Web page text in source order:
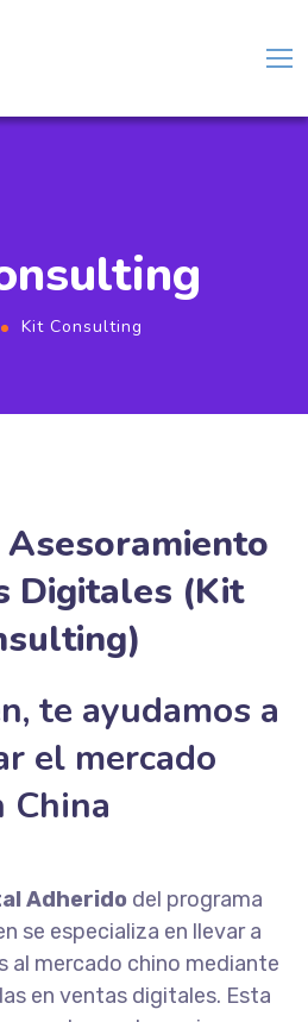
Kit Consulting
Asesoramiento
Digitales (Kit
te ayudamos a
el mercado
Adherido del programa
se especializa en llevar a
al mercado chino mediante
en ventas digitales. Esta